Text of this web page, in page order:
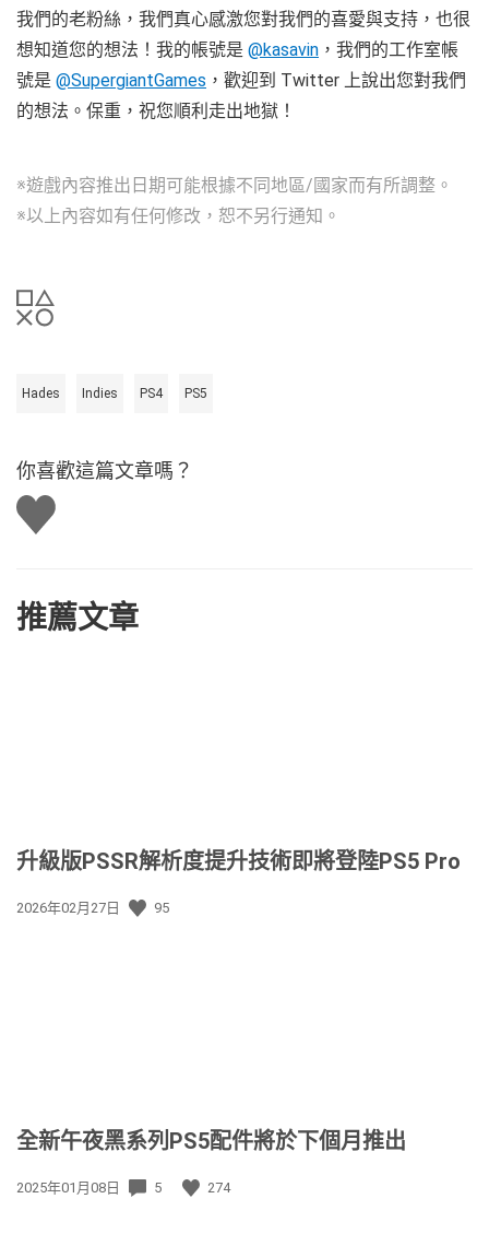
我們的老粉絲，我們真心感激您對我們的喜愛與支持，也很
想知道您的想法！我的帳號是 @kasavin ，我們的工作室帳
號是 @SupergiantGames ，歡迎到 Twitter 上說出您對我們
的想法。保重，祝您順利走出地獄！
※遊戲內容推出日期可能根據不同地區/國家而有所調整。
※以上內容如有任何修改，恕不另行通知。
Hades Indies PS4 PS5
你喜歡這篇文章嗎？
讚
推薦文章
升級版PSSR解析度提升技術即將登陸PS5 Pro
發
2026年02月27日 95
全新午夜黑系列PS5配件將於下個月推出
發
2025年01月08日 5 274